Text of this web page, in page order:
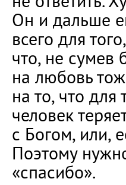
Он и дальше
всего для
что, не сумев
на любовь
на то, что для
человек
с Богом, или,
Поэтому
«спасибо».